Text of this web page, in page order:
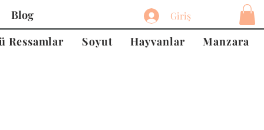
Giriş
Blog
Ressamlar Soyut Hayvanlar Manzara